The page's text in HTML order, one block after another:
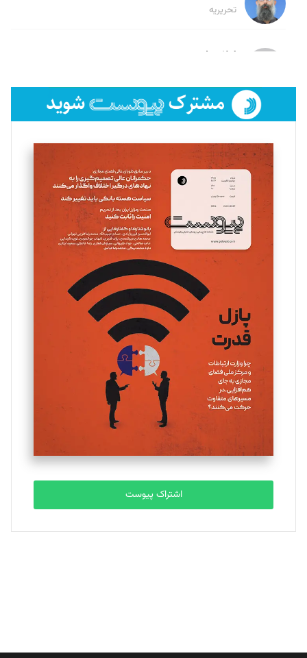
تحریریه
لیلا حنارود
فائزه فتحی رستمی
تحریریه
سروش کرمیان
تحریریه
مینا پاکدل
یسنا امان‌پور
تحریریه
ملینا جعفری
تحریریه
مصطفی مسجدی آرانی
تحریریه
بابک نقاش
تحریریه
اشتراک پیوست